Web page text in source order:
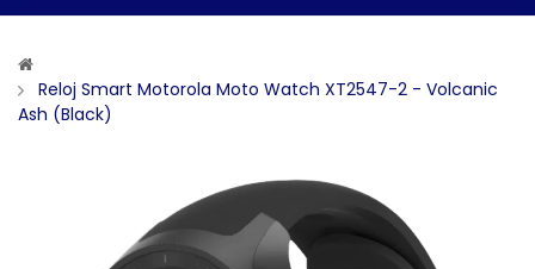
Reloj Smart Motorola Moto Watch XT2547-2 - Volcanic
Ash (Black)